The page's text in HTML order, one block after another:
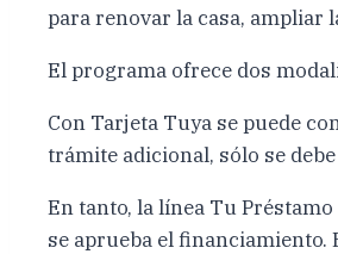
para renovar la casa, ampliar
El programa ofrece dos
Con Tarjeta Tuya se puede
trámite adicional, sólo se
En tanto, la línea Tu
se aprueba el